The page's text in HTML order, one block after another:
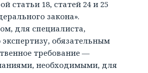
статьи 18, статей 24 и 25
закона».
для специалиста,
обязательным
требование —
необходимыми, для